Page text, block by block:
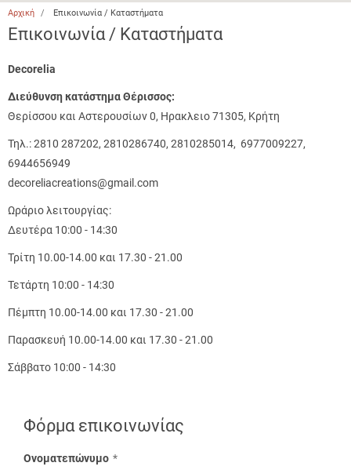
Αρχική Επικοινωνία / Καταστήματα
Επικοινωνία / Καταστήματα
Decorelia
Διεύθυνση κατάστημα Θέρισσος:
Θερίσσου και Αστερουσίων 0, Ηρακλειο 71305, Κρήτη
Τηλ.: 2810 287202, 2810286740, 2810285014, 6977009227,
6944656949
decoreliacreations@gmail.com
Ωράριο λειτουργίας:
Δευτέρα 10:00 - 14:30
Τρίτη 10.00-14.00 και 17.30 - 21.00
Τετάρτη 10:00 - 14:30
Πέμπτη 10.00-14.00 και 17.30 - 21.00
Παρασκευή 10.00-14.00 και 17.30 - 21.00
Σάββατο 10:00 - 14:30
Φόρμα επικοινωνίας
Ονοματεπώνυμο